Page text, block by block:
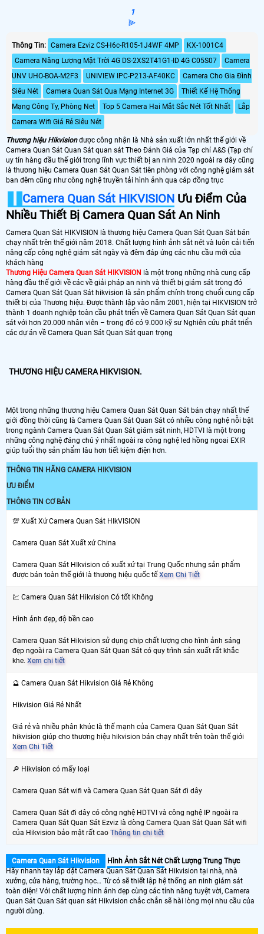
1
⫸
Thông Tin: Camera Ezviz CS-H6c-R105-1J4WF 4MP
KX-1001C4
Camera Năng Lượng Mặt Trời 4G DS-2XS2T41G1-ID 4G C05S07
Camera
UNV UHO-BOA-M2F3
UNIVIEW IPC-P213-AF40KC
Camera Cho Gia Đình
Siêu Nét
Camera Quan Sát Qua Mạng Internet 3G
Thiết Kế Hệ Thống
Mạng Công Ty, Phòng Net
Top 5 Camera Hai Mắt Sắc Nét Tốt Nhất
Lắp
Camera Wifi Giá Rẻ Siêu Nét
Thương hiệu Hikvisionđược công nhận là Nhà sản xuất lớn nhất thế giới về
Camera Quan Sát Quan Sát quan sát Theo Đánh Giá của Tạp chí A&S (Tạp chí
uy tín hàng đầu thế giới trong lĩnh vực thiết bị an ninh 2020 ngoài ra đây cũng
là thương hiệu Camera Quan Sát Quan Sát tiên phòng với công nghệ giám sát
ban đêm cũng như công nghệ truyền tải hình ảnh qua cáp đồng trục
Camera Quan Sát HIKVISION Ưu Điểm Của
Nhiều Thiết Bị Camera Quan Sát An Ninh
Camera Quan Sát HlKVISION là thương hiệu Camera Quan Sát Quan Sát bán
chạy nhất trên thế giới năm 2018. Chất lượng hình ảnh sắt nét và luôn cải tiến
nâng cấp công nghệ giám sát ngày và đêm đáp ứng các nhu cầu mới của
khách hàng
Thương Hiệu Camera Quan Sát HIKVISION là một trong những nhà cung cấp
hàng đầu thế giới về các về giải pháp an ninh và thiết bị giám sát trong đó
Camera Quan Sát Quan Sát hikvision là sản phẩm chính trong chuổi cung cấp
thiết bị của Thương hiệu. Được thành lập vào năm 2001, hiện tại HIKVISION trở
thành 1 doanh nghiệp toàn cầu phát triển về Camera Quan Sát Quan Sát quan
sát với hơn 20.000 nhân viên – trong đó có 9.000 kỹ sư Nghiên cứu phát triển
các dự án về Camera Quan Sát Quan Sát quan trọng
THƯƠNG HIỆU CAMERA HIKVISION.
Một trong những thương hiệu Camera Quan Sát Quan Sát bán chạy nhất thế
giới đồng thời cũng là Camera Quan Sát Quan Sát có nhiều công nghệ nỗi bật
trong ngành Camera Quan Sát Quan Sát giám sát ninh, HDTVI là một trong
những công nghệ đáng chú ý nhất ngoài ra công nghệ led hồng ngoai EXIR
giúp tuổi thọ sản phẩm lâu hơn tiết kiệm điện hơn.
THÔNG TIN HÃNG CAMERA HIKVISION
ƯU ĐIỂM
THÔNG TIN CƠ BẢN
💯 Xuất Xứ Camera Quan Sát HIkVISION
Camera Quan Sát Xuất xứ China
Camera Quan Sát HIkvision có xuất xứ tại Trung Quốc nhưng sản phẩm
được bán toàn thế giới là thương hiệu quốc tế Xem Chi Tiết
💹 Camera Quan Sát Hikvision Có tốt Không
Hình ảnh đẹp, độ bền cao
Camera Quan Sát Hikvision sử dụng chip chất lượng cho hình ảnh sáng
đẹp ngoài ra Camera Quan Sát Quan Sát có quy trình sản xuất rất khắc
khe. Xem chi tiết
🔮 Camera Quan Sát Hikvision Giá Rẻ Không
Hikvision Giá Rẻ Nhất
Giá rẻ và nhiều phân khúc là thế mạnh của Camera Quan Sát Quan Sát
hikvision giúp cho thương hiệu hikvision bán chạy nhất trên toàn thế giới
Xem Chi Tiết
🔎 Hikvision có mấy loại
Camera Quan Sát wifi và Camera Quan Sát Quan Sát đi dây
Camera Quan Sát đi dây có công nghệ HDTVI và công nghệ IP ngoài ra
Camera Quan Sát Quan Sát Ezviz là dòng Camera Quan Sát Quan Sát wifi
của Hikvision bảo mật rất cao Thông tin chi tiết
Camera Quan Sát Hikvision Hình Ảnh Sắt Nét Chất Lượng Trung Thực
Hãy nhanh tay lắp đặt Camera Quan Sát Quan Sát Hikvision tại nhà, nhà
xưởng, cửa hàng, trường học… Từ có sẽ thiết lập hệ thống an ninh giám sát
toàn diện! Với chất lượng hình ảnh đẹp cùng các tính năng tuyệt vời, Camera
Quan Sát Quan Sát quan sát Hikvision chắc chắn sẽ hài lòng mọi nhu cầu của
người dùng.